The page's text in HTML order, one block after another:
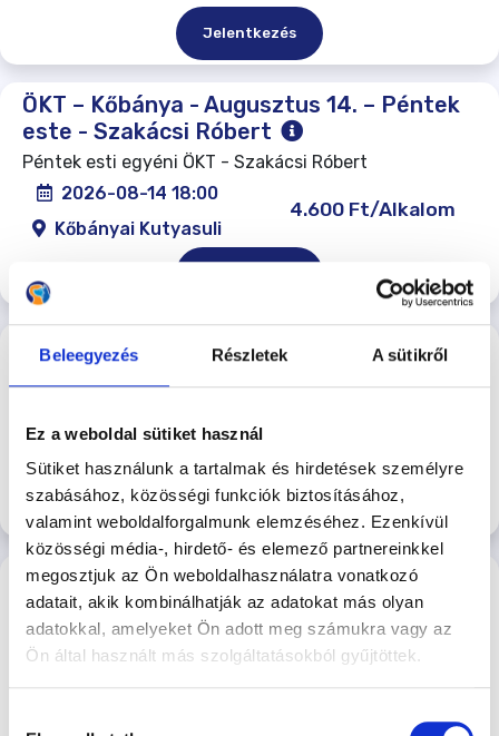
Beleegyezés Részletek A sütikről
Ez a weboldal sütiket használ
Sütiket használunk a tartalmak és hirdetések személyre
szabásához, közösségi funkciók biztosításához,
valamint weboldalforgalmunk elemzéséhez. Ezenkívül
közösségi média-, hirdető- és elemező partnereinkkel
megosztjuk az Ön weboldalhasználatra vonatkozó
adatait, akik kombinálhatják az adatokat más olyan
adatokkal, amelyeket Ön adott meg számukra vagy az
Ön által használt más szolgáltatásokból gyűjtöttek.
Jelentkezés
ÖKT – Kőbánya - Augusztus 14. – Péntek
este - Szakácsi Róbert
Péntek esti egyéni ÖKT - Szakácsi Róbert
2026-08-14 18:00
Kőbányai Kutyasuli
4.600 Ft/Alkalom
ÖKT – Rákoscsaba - 2026.08.15. –
Szombat reggel - Majoros Tamás
Rákoscsabai
Kutyasuli
Jelentkezés
Kézbentartási klub a Népszigeten - 08.15.
Kézbentartási Klub a Hajógyári Kutyasulin
2026-08-15 14:00